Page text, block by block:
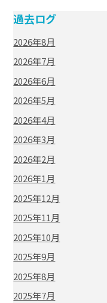
過去ログ
2026年8月
2026年7月
2026年6月
2026年5月
2026年4月
2026年3月
2026年2月
2026年1月
2025年12月
2025年11月
2025年10月
2025年9月
2025年8月
2025年7月